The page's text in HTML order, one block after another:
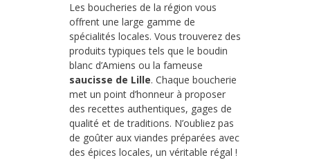
Les boucheries de la région vous
offrent une large gamme de
spécialités locales. Vous trouverez des
produits typiques tels que le boudin
blanc d’Amiens ou la fameuse
saucisse de Lille. Chaque boucherie
met un point d’honneur à proposer
des recettes authentiques, gages de
qualité et de traditions. N’oubliez pas
de goûter aux viandes préparées avec
des épices locales, un véritable régal !